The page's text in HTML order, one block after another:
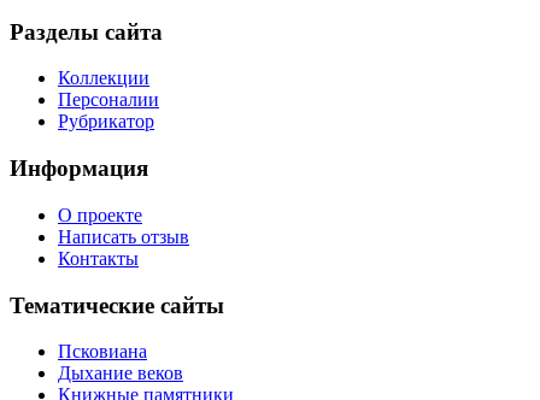
Разделы сайта
Коллекции
Персоналии
Рубрикатор
Информация
О проекте
Написать отзыв
Контакты
Тематические сайты
Псковиана
Дыхание веков
Книжные памятники